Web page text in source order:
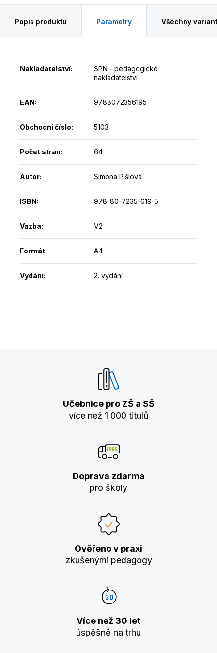
Popis produktu Parametry Všechny
Nakladatelství:
SPN - pedagogické
nakladatelství
EAN: 9788072356195
Obchodní číslo: 5103
Počet stran: 64
Autor: Simona Pišlová
ISBN: 978-80-7235-619-5
Vazba: V2
Formát: A4
Vydání: 2. vydání
Učebnice pro ZŠ a SŠ
více než 1 000 titulů
Doprava zdarma
pro školy
Ověřeno v praxi
zkušenými pedagogy
Více než 30 let
úspěšně na trhu